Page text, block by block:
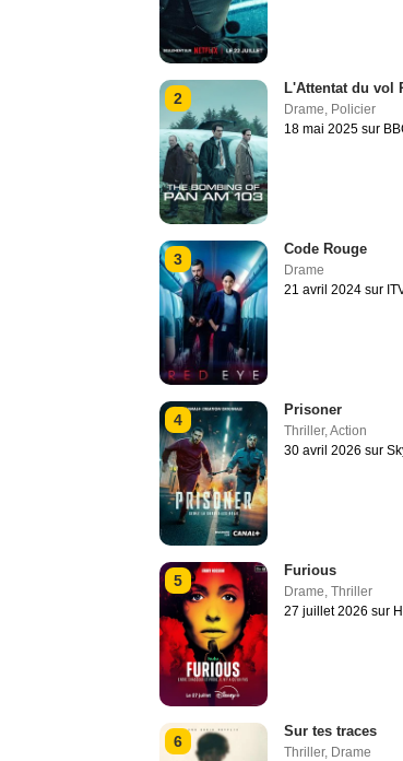
2
L'Attentat du vol
Drame, Policier
18 mai 2025 sur
3
Code Rouge
Drame
21 avril 2024 sur
4
Prisoner
Thriller,Action
30 avril 2026 sur
5
Furious
Drame, Thriller
27 juillet 2026 sur
6
Sur tes traces
Thriller, Drame